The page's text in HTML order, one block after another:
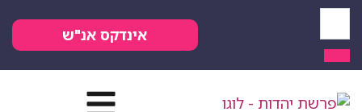
אינדקס אנ"ש